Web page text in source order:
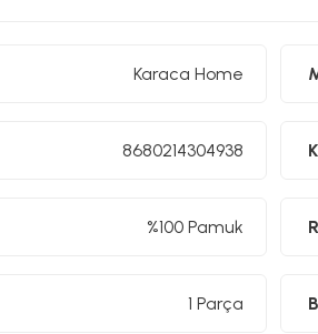
Karaca Home
8680214304938
%100 Pamuk
1 Parça